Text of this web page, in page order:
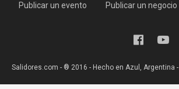
Publicar un evento Publicar un negocio
Salidores.com - ® 2016 - Hecho en Azul, Argentina -